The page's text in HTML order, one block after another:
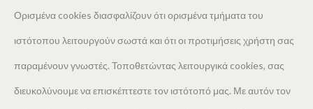
Ορισμένα cookies διασφαλίζουν ότι ορισμένα τμήματα του
ιστότοπου λειτουργούν σωστά και ότι οι προτιμήσεις χρήστη σας
παραμένουν γνωστές. Τοποθετώντας λειτουργικά cookies, σας
διευκολύνουμε να επισκέπτεστε τον ιστότοπό μας. Με αυτόν τον